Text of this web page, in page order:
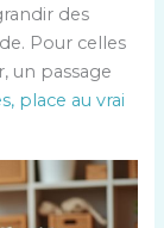
des
Pour celles
un passage
place au vrai